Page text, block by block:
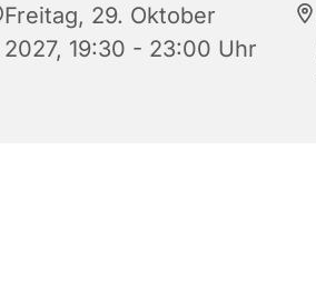
Freitag, 29. Oktober
2027, 19:30 - 23:00 Uhr